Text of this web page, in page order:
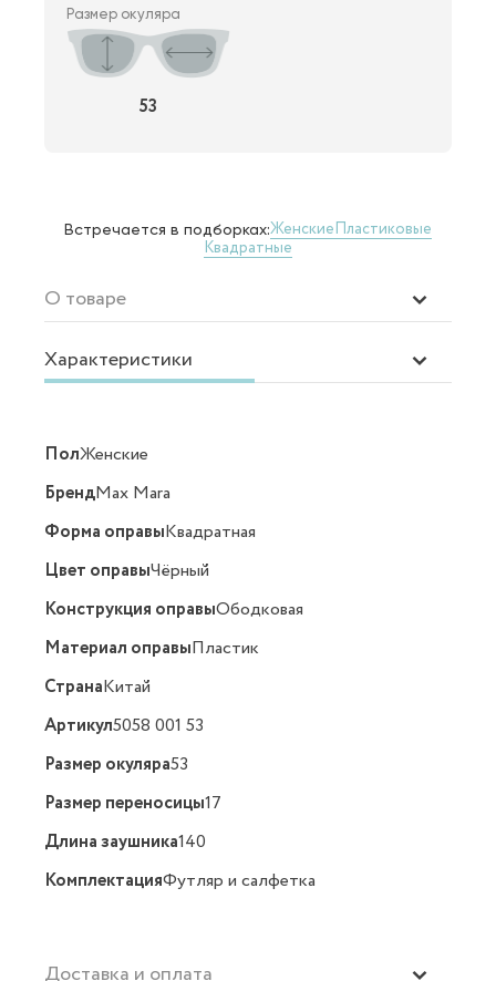
Размер окуляра
53
Встречается в подборках:ЖенскиеПластиковые
Квадратные
О товаре
Характеристики
ПолЖенские
БрендMax Mara
Форма оправыКвадратная
Цвет оправыЧёрный
Конструкция оправыОбодковая
Материал оправыПластик
СтранаКитай
Артикул5058 001 53
Размер окуляра53
Размер переносицы17
Длина заушника140
КомплектацияФутляр и салфетка
Доставка и оплата